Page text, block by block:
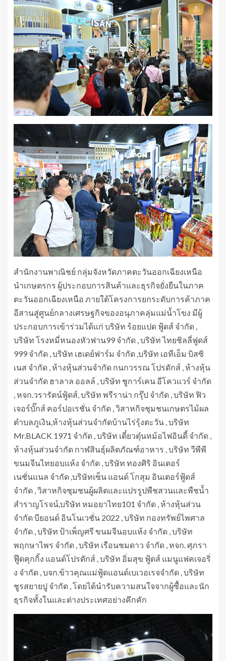
สำนักงานพาณิชย์ กลุ่มจังหวัดภาคตะวันออกเฉียงเหนือ
นำเกษตรกร ผู้ประกอบการสินค้าและธุรกิจยั่งยืนในภาค
ตะวันออกเฉียงเหนือ ภายใต้โครงการยกระดับการค้าภาค
อีสานสู่ศูนย์กลางเศรษฐกิจของอนุภาคลุ่มแม่น้ำโขง มีผู้
ประกอบการเข้าร่วมได้แก่ บริษัท ร้อยแปด ฟู้ดส์ จำกัด ,
บริษัท โรงหมี่หนองหัวฟาน99 จำกัด , บริษัท ไทยชิลลี่ฟูดส์
999 จำกัด , บริษัท เฮเดย์ฟาร์ม จำกัด ,บริษัท เอทีเอ็ม บิสซิ
เนส จำกัด , ห้างหุ้นส่วนจำกัด กนกวรรณ โปรดักส์ , ห้างหุ้น
ส่วนจำกัด ฮาลาล ออลล์ , บริษัท ชูการ์เคน อีโควแวร์ จำกัด
, หจก.วรารัตน์ฟู้ดส์, บริษัท พรีราน่า กรุ๊ป จำกัด , บริษัท ฟิว
เจอร์บั๊กส์ คอร์ปอเรชั่น จำกัด , วิสาหกิจชุมชนเกษตรไม้ผล
ตำบลภูเงิน,ห้างหุ้นส่วนจำกัดบ้านไร่รุ้งตะวัน , บริษัท
Mr.BLACK 1971 จำกัด , บริษัท เตี๋ยวตุ๋นหม้อไฟอินดี้ จำกัด ,
ห้างหุ้นส่วนจำกัด กาฬสินธุ์ผลิตภัณฑ์อาหาร , บริษัท วีพีพี
ขนมจีนไทยอบแห้ง จำกัด , บริษัท ทองศิริ อินเตอร์
เนชั่นแนล จำกัด ,บริษัทเซ็น แอนด์ โกสุม อินเตอร์ฟู้ดส์
จำกัด , วิสาหกิจชุมชนผู้ผลิตและแปรรูปพืชสวนและพืชน้ำ
สำราญโรจน์,บริษัท หมอยาไทย101 จำกัด , ห้างหุ้นส่วน
จำกัด บียอนด์ อินโนเวชั่น 2022 , บริษัท กองทรัพย์ไพศาล
จำกัด , บริษัท ป้าเพ็ญศรี ขนมจีนอบแห้ง จำกัด , บริษัท
พฤกษาไพร จำกัด , บริษัท เรือนชมดาว จำกัด , หจก. ศุภรา
ฟู๊ดคุกกิ้ง แอนด์โปรดักส์ , บริษัท อิ่มสุข ฟู้ดส์ แมนูแฟคเจอริ่
ง จำกัด , บจก.ข้าวคุณแม่ฟู้ดแอนด์เบเวอเรจจำกัด , บริษัท
ชูรสยายปู จำกัด , โดยได้นำรับความสนใจจากผู้ซื้อและนัก
ธุรกิจทั้งในและต่างประเทศอย่างคึกคัก